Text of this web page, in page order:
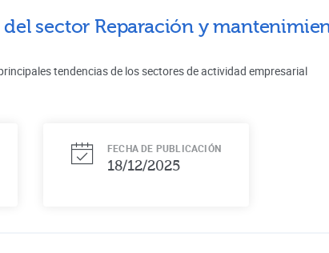
sector Reparación y
tendencias de los sectores de actividad empresarial
FECHA DE PUBLICACIÓN
18/12/2025